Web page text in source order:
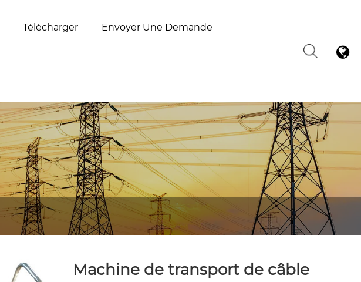
Télécharger Envoyer Une Demande
Machine de transport de câble